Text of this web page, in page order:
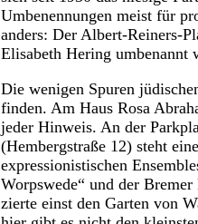
Umbenennungen meist für
anders: Der Albert-Reiners-
Elisabeth Hering umbenannt
Die wenigen Spuren
finden. Am Haus Rosa
jeder Hinweis. An der
(Hembergstraße 12) steht
expressionistischen
Worpswede“ und der
zierte einst den Garten von